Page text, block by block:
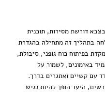
דורשת מסירות, תוכנית
בתהליך זה מתחילה בהגדרת
בפיתוח כוח גופני, סיבולת,
באימונים, לשמור על
עם קשיים ואתגרים בדרך.
היעד הופך להיות נגיש